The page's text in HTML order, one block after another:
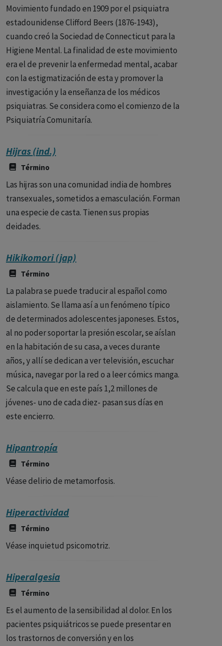
Movimiento fundado en 1909 por el psiquiatra
estadounidense Clifford Beers (1876-1943),
cuando creó la Sociedad de Connecticut para la
Higiene Mental. La finalidad de este movimiento
era el de prevenir la enfermedad mental, acabar
con la estigmatización de esta y promover la
investigación y la enseñanza de los médicos
psiquiatras. Se considera como el comienzo de la
Psiquiatría Comunitaría.
Hijras (ind.)
Término
Las hijras son una comunidad india de hombres
transexuales, sometidos a emasculación. Forman
una especie de casta. Tienen sus propias
deidades.
Hikikomori (jap)
Término
La palabra se puede traducir al español como
aislamiento. Se llama así a un fenómeno típico
de determinados adolescentes japoneses. Estos,
al no poder soportar la presión escolar, se aíslan
en la habitación de su casa, a veces durante
años, y allí se dedican a ver televisión, escuchar
música, navegar por la red o a leer cómics manga.
Se calcula que en este país 1,2 millones de
jóvenes- uno de cada diez- pasan sus días en
este encierro.
Hipantropía
Término
Véase delirio de metamorfosis.
Hiperactividad
Término
Véase inquietud psicomotriz.
Hiperalgesia
Término
Es el aumento de la sensibilidad al dolor. En los
pacientes psiquiátricos se puede presentar en
los trastornos de conversión y en los